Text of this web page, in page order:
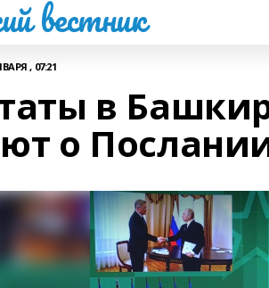
вестник
, 07:21
в
о